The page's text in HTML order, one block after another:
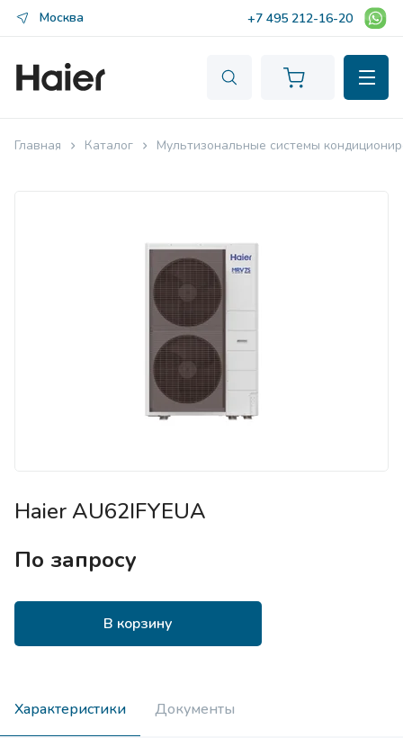
Москва +7 495 212-16-20
Главная Каталог Мультизональные системы
Haier AU62IFYEUA
По запросу
В корзину
Характеристики Документы